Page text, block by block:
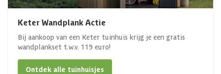
Keter Wandplank Actie
Bij aankoop van een Keter tuinhuis krijg je een gratis
wandplankset t.w.v. 119 euro!
Ontdek alle tuinhuisjes